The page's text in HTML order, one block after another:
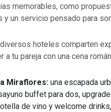
memorables, como
y un servicio pensado para
hoteles comparten
a tu pareja con una cena
Miraflores: una escapada
buffet para dos,
de vino y welcome